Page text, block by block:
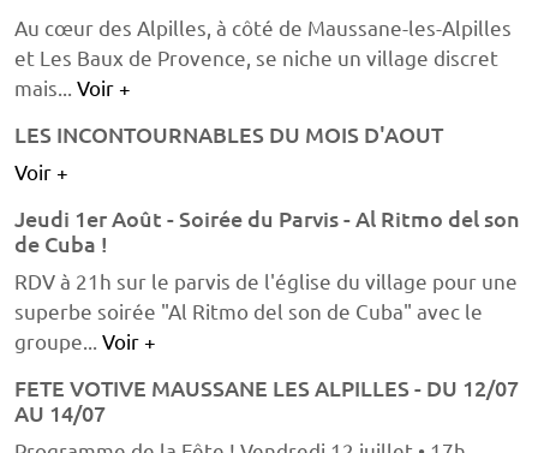
Au cœur des Alpilles, à côté de Maussane-les-Alpilles
et Les Baux de Provence, se niche un village discret
mais... Voir +
LES INCONTOURNABLES DU MOIS D'AOUT
Voir +
Jeudi 1er Août - Soirée du Parvis - Al Ritmo del son
de Cuba !
RDV à 21h sur le parvis de l'église du village pour une
superbe soirée "Al Ritmo del son de Cuba" avec le
groupe... Voir +
FETE VOTIVE MAUSSANE LES ALPILLES - DU 12/07
AU 14/07